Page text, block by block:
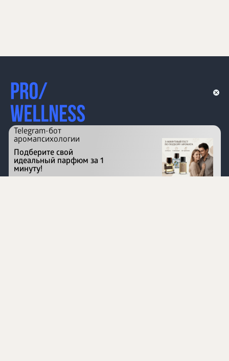
Перейти на сайт
Telegram-бот
аромапсихологии
Подберите свой
идеальный парфюм за 1
минуту!